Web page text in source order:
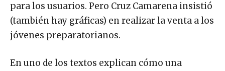
para los usuarios. Pero Cruz Camarena insistió
(también hay gráficas) en realizar la venta a los
jóvenes preparatorianos.
En uno de los textos explican cómo una